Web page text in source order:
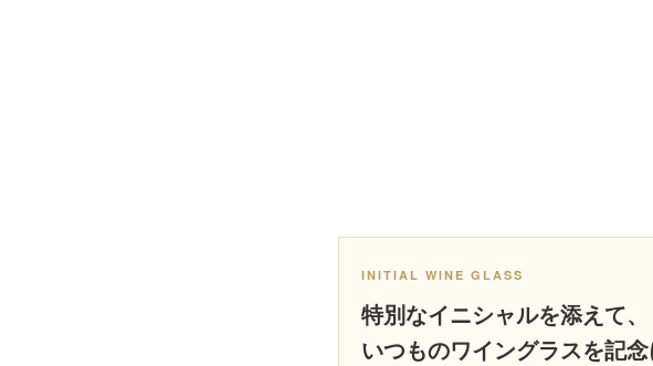
INITIAL WINE GLASS
特別なイニシャルを添えて、
いつものワイングラスを記念